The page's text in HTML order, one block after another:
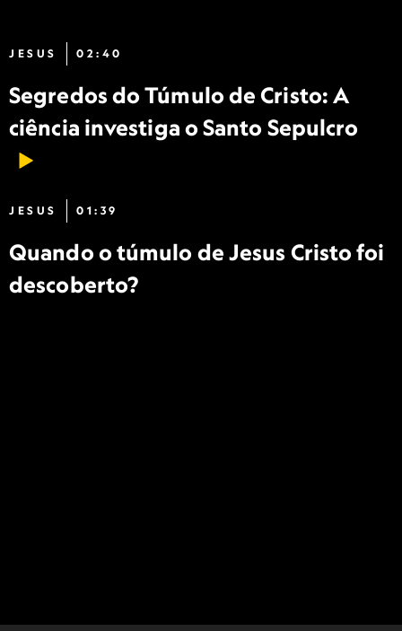
JESUS 02:40
Segredos do Túmulo de Cristo: A
ciência investiga o Santo Sepulcro
JESUS 01:39
Quando o túmulo de Jesus Cristo foi
descoberto?